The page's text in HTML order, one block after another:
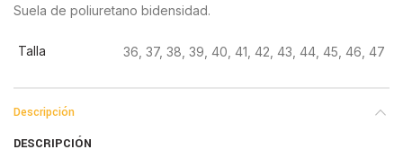
Suela de poliuretano bidensidad.
Talla 36, 37, 38, 39, 40, 41, 42, 43, 44, 45, 46, 47
Descripción
DESCRIPCIÓN